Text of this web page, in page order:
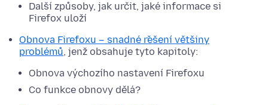
Další způsoby, jak určit, jaké informace si
Firefox uloží
Obnova Firefoxu – snadné řešení většiny
problémů, jenž obsahuje tyto kapitoly:
Obnova výchozího nastavení Firefoxu
Co funkce obnovy dělá?